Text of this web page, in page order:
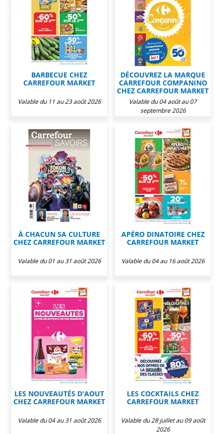
BARBECUE CHEZ
CARREFOUR MARKET
Valable du 11 au 23 août 2026
DÉCOUVREZ LA MARQUE
CARREFOUR COMPANINO
CHEZ CARREFOUR MARKET
Valable du 04 août au 07
septembre 2026
À CHACUN SA CULTURE
CHEZ CARREFOUR MARKET
Valable du 01 au 31 août 2026
APÉRO DINATOIRE CHEZ
CARREFOUR MARKET
Valable du 04 au 16 août 2026
LES NOUVEAUTÉS D'AOUT
CHEZ CARREFOUR MARKET
Valable du 04 au 31 août 2026
LES COCKTAILS CHEZ
CARREFOUR MARKET
Valable du 28 juillet au 09 août
2026